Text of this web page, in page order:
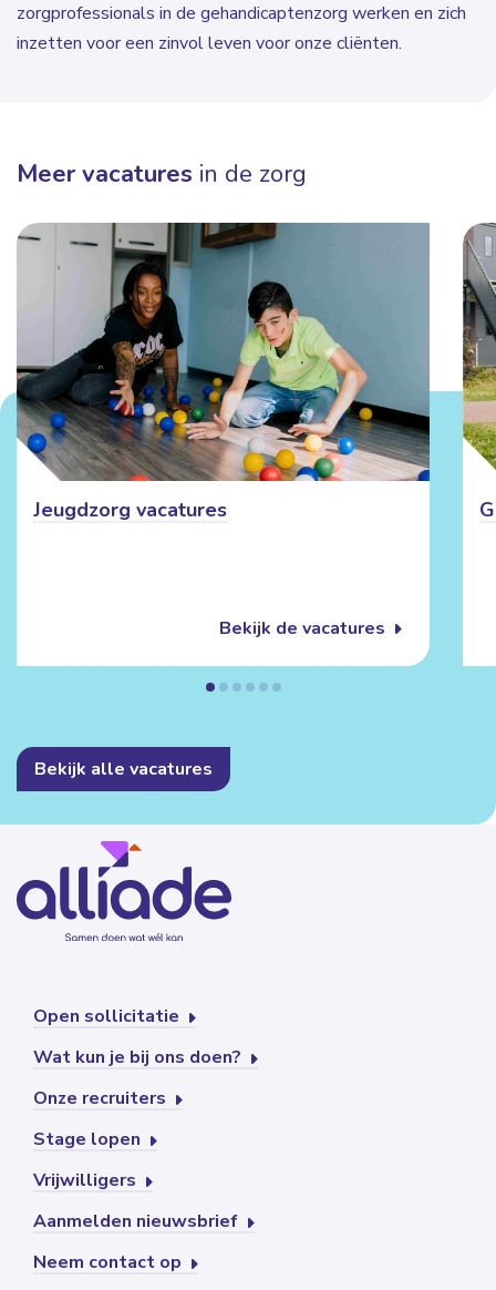
zorgprofessionals in de gehandicaptenzorg werken en zich
inzetten voor een zinvol leven voor onze cliënten.
Meer vacatures in de zorg
Jeugdzorg vacatures
Bekijk de vacatures
Bekijk alle vacatures
Open sollicitatie
Wat kun je bij ons doen?
Onze recruiters
Stage lopen
Vrijwilligers
Aanmelden nieuwsbrief
Neem contact op